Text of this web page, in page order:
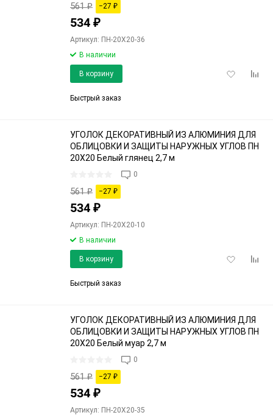
561₽ −27 ₽
534 ₽
Артикул: ПН-20Х20-36
В наличии
Добавить
В корзину
Быстрый заказ
УГОЛОК ДЕКОРАТИВНЫЙ ИЗ АЛЮМИНИЯ ДЛЯ
ОБЛИЦОВКИ И ЗАЩИТЫ НАРУЖНЫХ УГЛОВ ПН
20Х20 Белый глянец 2,7 м
0
561₽ −27 ₽
534 ₽
Артикул: ПН-20Х20-10
В наличии
Добавить
В корзину
Быстрый заказ
УГОЛОК ДЕКОРАТИВНЫЙ ИЗ АЛЮМИНИЯ ДЛЯ
ОБЛИЦОВКИ И ЗАЩИТЫ НАРУЖНЫХ УГЛОВ ПН
20Х20 Белый муар 2,7 м
0
561₽ −27 ₽
534 ₽
Артикул: ПН-20Х20-35